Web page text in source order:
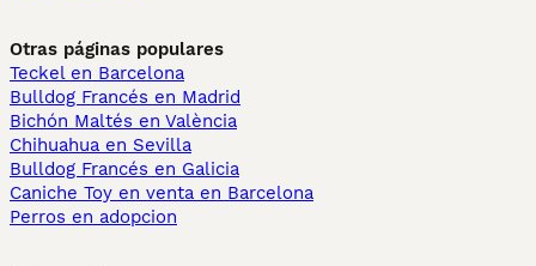
Otras páginas populares
Teckel en Barcelona
Bulldog Francés en Madrid
Bichón Maltés en València
Chihuahua en Sevilla
Bulldog Francés en Galicia
Caniche Toy en venta en Barcelona
Perros en adopcion